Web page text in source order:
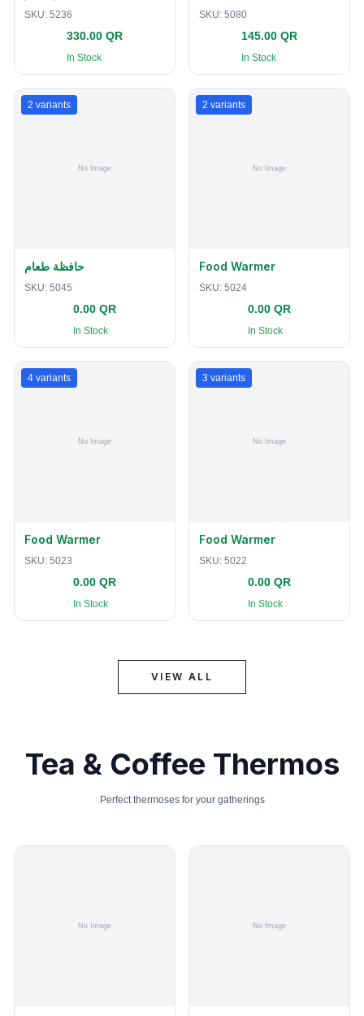
SKU: 5236
330.00 QR
In Stock
SKU: 5080
145.00 QR
In Stock
2 variants
حافظة طعام
SKU: 5045
0.00 QR
In Stock
2 variants
Food Warmer
SKU: 5024
0.00 QR
In Stock
4 variants
Food Warmer
SKU: 5023
0.00 QR
In Stock
3 variants
Food Warmer
SKU: 5022
0.00 QR
In Stock
VIEW ALL
Tea & Coffee Thermos
Perfect thermoses for your gatherings